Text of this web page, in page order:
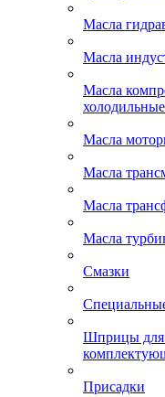
Масла
Масла
Масла
холодильные
Масла
Масла
Масла
Масла
Смазки
Шприцы для
Присадки